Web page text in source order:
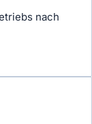
nach